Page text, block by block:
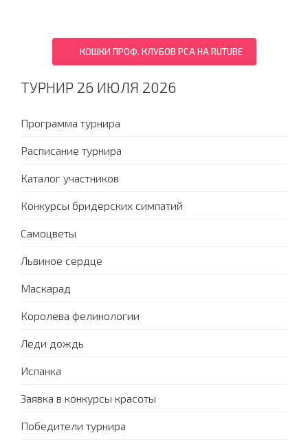
КОШКИ ПРОФ. КЛУБОВ PCA НА RUTUBE
ТУРНИР 26 ИЮЛЯ 2026
Программа турнира
Расписание турнира
Каталог участников
Конкурсы бридерских симпатий
Самоцветы
Львиное сердце
Маскарад
Королева фелинологии
Леди дождь
Испанка
Заявка в конкурсы красоты
Победители турнира